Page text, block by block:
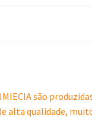
são
alta qualidade,